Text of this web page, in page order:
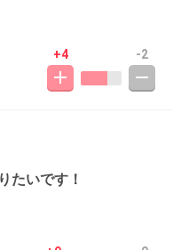
+4 -2
たいです！